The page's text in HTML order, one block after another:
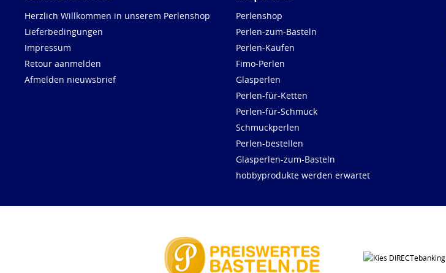
Herzlich Willkommen in unserem Perlenshop
Lieferbedingungen
Impressum
Retour aanmelden
Afmelden nieuwsbrief
Perlenshop
Perlen-zum-Basteln
Perlen-Kaufen
Fimo-Perlen
Glasperlen
Perlen-für-Ketten
Perlen-für-Schmuck
Schmuckperlen
Perlen-bestellen
Glasperlen-zum-Basteln
hobbyprodukte werden erwartet